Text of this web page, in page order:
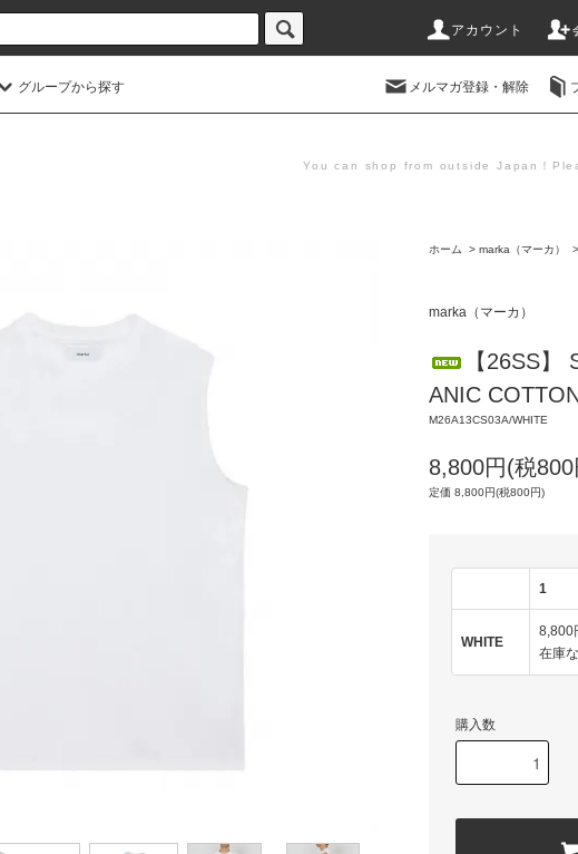
アカウント
グループから探す メルマガ登録・解除
You can shop from outside Japan！
ホーム > marka（マーカ）
marka（マーカ）
【26SS
ANIC
M26A13CS03A/WHITE
8,800円(税
定価 8,800円(税800円)
1
WHITE
8,800
在庫
購入数